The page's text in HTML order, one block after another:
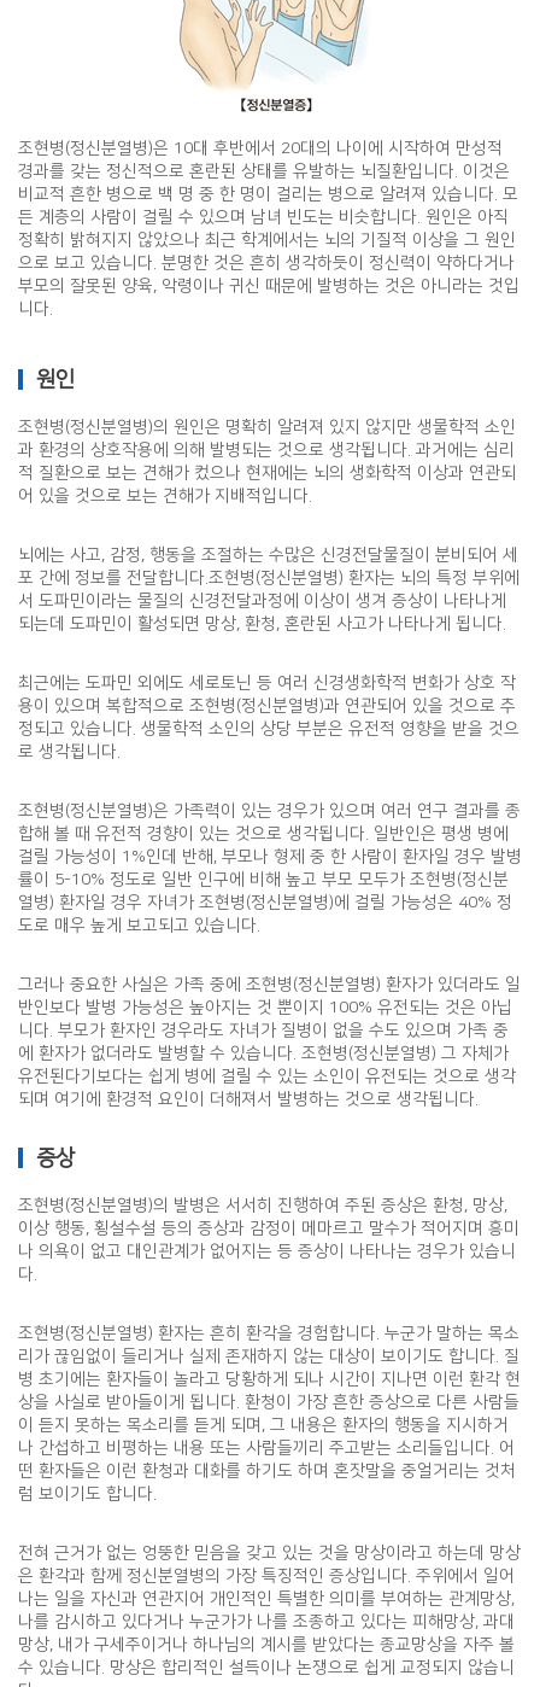
조현병(정신분열병)은 10대 후반에서 20대의 나이에 시작하여 만성적
경과를 갖는 정신적으로 혼란된 상태를 유발하는 뇌질환입니다. 이것은
비교적 흔한 병으로 백 명 중 한 명이 걸리는 병으로 알려져 있습니다. 모
든 계층의 사람이 걸릴 수 있으며 남녀 빈도는 비슷합니다. 원인은 아직
정확히 밝혀지지 않았으나 최근 학계에서는 뇌의 기질적 이상을 그 원인
으로 보고 있습니다. 분명한 것은 흔히 생각하듯이 정신력이 약하다거나
부모의 잘못된 양육, 악령이나 귀신 때문에 발병하는 것은 아니라는 것입
니다.
원인
조현병(정신분열병)의 원인은 명확히 알려져 있지 않지만 생물학적 소인
과 환경의 상호작용에 의해 발병되는 것으로 생각됩니다. 과거에는 심리
적 질환으로 보는 견해가 컸으나 현재에는 뇌의 생화학적 이상과 연관되
어 있을 것으로 보는 견해가 지배적입니다.
뇌에는 사고, 감정, 행동을 조절하는 수많은 신경전달물질이 분비되어 세
포 간에 정보를 전달합니다.조현병(정신분열병) 환자는 뇌의 특정 부위에
서 도파민이라는 물질의 신경전달과정에 이상이 생겨 증상이 나타나게
되는데 도파민이 활성되면 망상, 환청, 혼란된 사고가 나타나게 됩니다.
최근에는 도파민 외에도 세로토닌 등 여러 신경생화학적 변화가 상호 작
용이 있으며 복합적으로 조현병(정신분열병)과 연관되어 있을 것으로 추
정되고 있습니다. 생물학적 소인의 상당 부분은 유전적 영향을 받을 것으
로 생각됩니다.
조현병(정신분열병)은 가족력이 있는 경우가 있으며 여러 연구 결과를 종
합해 볼 때 유전적 경향이 있는 것으로 생각됩니다. 일반인은 평생 병에
걸릴 가능성이 1%인데 반해, 부모나 형제 중 한 사람이 환자일 경우 발병
률이 5-10% 정도로 일반 인구에 비해 높고 부모 모두가 조현병(정신분
열병) 환자일 경우 자녀가 조현병(정신분열병)에 걸릴 가능성은 40% 정
도로 매우 높게 보고되고 있습니다.
그러나 중요한 사실은 가족 중에 조현병(정신분열병) 환자가 있더라도 일
반인보다 발병 가능성은 높아지는 것 뿐이지 100% 유전되는 것은 아닙
니다. 부모가 환자인 경우라도 자녀가 질병이 없을 수도 있으며 가족 중
에 환자가 없더라도 발병할 수 있습니다. 조현병(정신분열병) 그 자체가
유전된다기보다는 쉽게 병에 걸릴 수 있는 소인이 유전되는 것으로 생각
되며 여기에 환경적 요인이 더해져서 발병하는 것으로 생각됩니다.
증상
조현병(정신분열병)의 발병은 서서히 진행하여 주된 증상은 환청, 망상,
이상 행동, 횡설수설 등의 증상과 감정이 메마르고 말수가 적어지며 흥미
나 의욕이 없고 대인관계가 없어지는 등 증상이 나타나는 경우가 있습니
다.
조현병(정신분열병) 환자는 흔히 환각을 경험합니다. 누군가 말하는 목소
리가 끊임없이 들리거나 실제 존재하지 않는 대상이 보이기도 합니다. 질
병 초기에는 환자들이 놀라고 당황하게 되나 시간이 지나면 이런 환각 현
상을 사실로 받아들이게 됩니다. 환청이 가장 흔한 증상으로 다른 사람들
이 듣지 못하는 목소리를 듣게 되며, 그 내용은 환자의 행동을 지시하거
나 간섭하고 비평하는 내용 또는 사람들끼리 주고받는 소리들입니다. 어
떤 환자들은 이런 환청과 대화를 하기도 하며 혼잣말을 중얼거리는 것처
럼 보이기도 합니다.
전혀 근거가 없는 엉뚱한 믿음을 갖고 있는 것을 망상이라고 하는데 망상
은 환각과 함께 정신분열병의 가장 특징적인 증상입니다. 주위에서 일어
나는 일을 자신과 연관지어 개인적인 특별한 의미를 부여하는 관계망상,
나를 감시하고 있다거나 누군가가 나를 조종하고 있다는 피해망상, 과대
망상, 내가 구세주이거나 하나님의 계시를 받았다는 종교망상을 자주 볼
수 있습니다. 망상은 합리적인 설득이나 논쟁으로 쉽게 교정되지 않습니